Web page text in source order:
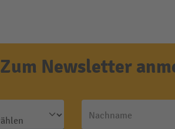
Zum Newsletter
Nachname